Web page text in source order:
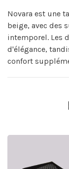
Novara est une
beige, avec des
intemporel. Les
d'élégance,
confort